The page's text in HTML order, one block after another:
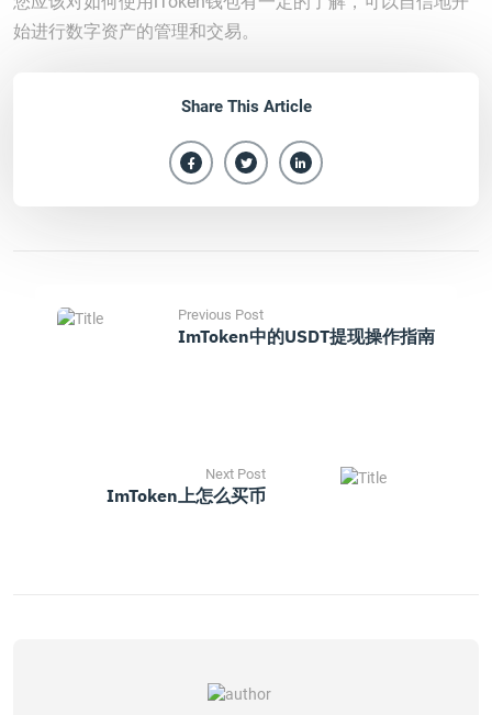
始进行数字资产的管理和交易。
Share This Article
Previous Post
ImToken中的USDT提现操作指南
Next Post
ImToken上怎么买币